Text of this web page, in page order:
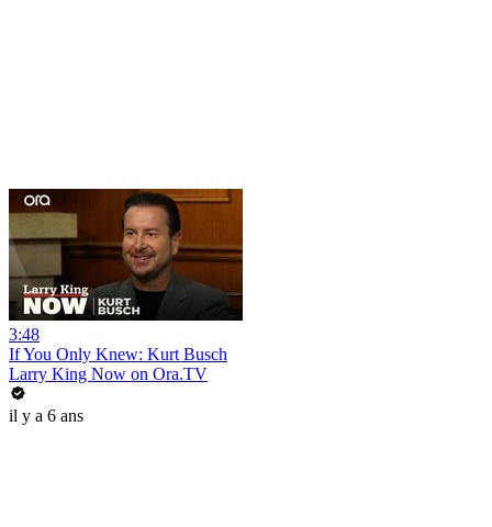
3:48
If You Only Knew: Kurt Busch
Larry King Now on Ora.TV
il y a 6 ans